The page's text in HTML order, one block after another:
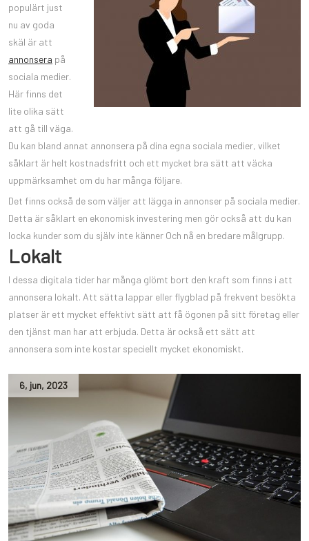
populärt just
nu av goda
skäl är att
annonsera på
sociala medier.
Här finns det
lite olika sätt
att gå till väga.
Du kan bland annat annonsera på dina egna sociala medier, vilket
såklart är helt kostnadsfritt och ett mycket bra sätt att väcka
uppmärksamhet om du har många följare.
Det finns också de som väljer att lägga in annonser på sociala medier.
Detta är såklart en ekonomisk investering men gör också att du kan
locka kunder som du själv inte känner Och nå en bredare målgrupp.
Lokalt
I dessa digitala tider har många glömt bort den kraft som finns i att
annonsera lokalt. Att sätta lappar eller flygblad på frekvent besökta
platser är ett mycket effektivt sätt att få ögonen på sitt företag eller
den tjänst man har att erbjuda. Detta är också ett sätt att
annonsera som inte kostar speciellt mycket ekonomiskt.
6, jun, 2023